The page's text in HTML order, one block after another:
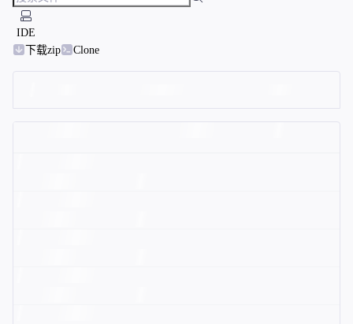
IDE
下载zip
Clone